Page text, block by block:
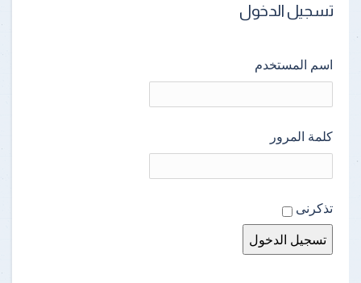
تسجيل الدخول
اسم المستخدم
كلمة المرور
تذكرنى